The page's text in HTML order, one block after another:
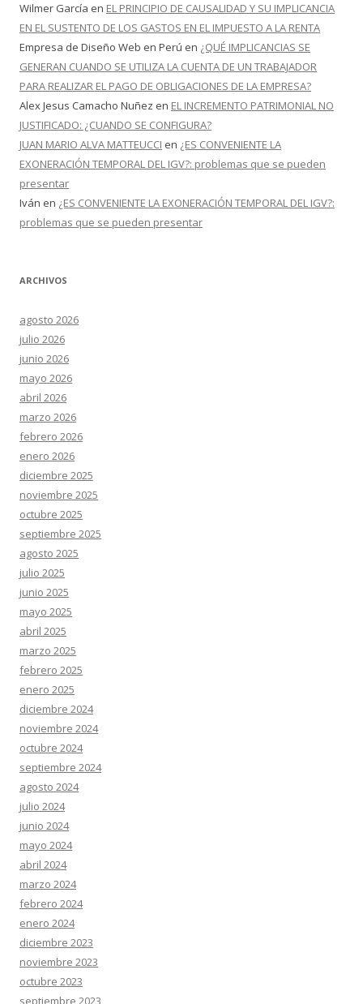
Wilmer García en EL PRINCIPIO DE CAUSALIDAD Y SU IMPLICANCIA
EN EL SUSTENTO DE LOS GASTOS EN EL IMPUESTO A LA RENTA
Empresa de Diseño Web en Perú en ¿QUÉ IMPLICANCIAS SE
GENERAN CUANDO SE UTILIZA LA CUENTA DE UN TRABAJADOR
PARA REALIZAR EL PAGO DE OBLIGACIONES DE LA EMPRESA?
Alex Jesus Camacho Nuñez en EL INCREMENTO PATRIMONIAL NO
JUSTIFICADO: ¿CUANDO SE CONFIGURA?
JUAN MARIO ALVA MATTEUCCI en ¿ES CONVENIENTE LA
EXONERACIÓN TEMPORAL DEL IGV?: problemas que se pueden
presentar
Iván en ¿ES CONVENIENTE LA EXONERACIÓN TEMPORAL DEL IGV?:
problemas que se pueden presentar
ARCHIVOS
agosto 2026
julio 2026
junio 2026
mayo 2026
abril 2026
marzo 2026
febrero 2026
enero 2026
diciembre 2025
noviembre 2025
octubre 2025
septiembre 2025
agosto 2025
julio 2025
junio 2025
mayo 2025
abril 2025
marzo 2025
febrero 2025
enero 2025
diciembre 2024
noviembre 2024
octubre 2024
septiembre 2024
agosto 2024
julio 2024
junio 2024
mayo 2024
abril 2024
marzo 2024
febrero 2024
enero 2024
diciembre 2023
noviembre 2023
octubre 2023
septiembre 2023